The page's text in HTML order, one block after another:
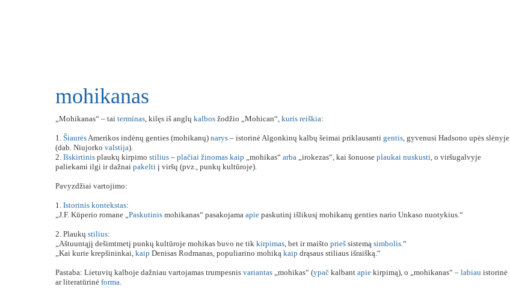
mohikanas
„Mohikanas“ – tai terminas, kilęs iš anglų kalbos žodžio „Mohican“, kuris reiškia:
1. ŠiaurėsAmerikos indėnų genties (mohikanų) narys – istorinė Algonkinų kalbų šeimai priklausanti gentis, gyvenusi Hadsono upės slėnyje
(dab. Niujorko valstija).
2. Išskirtinis plaukų kirpimo stilius – plačiai žinomas kaip „mohikas“ arba „irokezas“, kai šonuose plaukai nuskusti, o viršugalvyje
paliekami ilgi ir dažnai pakelti į viršų (pvz., punkų kultūroje).
Pavyzdžiai vartojimo:
1. Istorinis kontekstas:
„J.F. Kūperio romane „Paskutinis mohikanas“ pasakojama apie paskutinį išlikusį mohikanų genties nario Unkaso nuotykius.“
2. Plaukų stilius:
„Aštuuntąjį dešimtmetį punkų kultūroje mohikas buvo ne tik kirpimas, bet ir maišto prieš sistemą simbolis.“
„Kai kurie krepšininkai, kaip Denisas Rodmanas, populiarino mohiką kaip drąsaus stiliaus išraišką.“
Pastaba: Lietuvių kalboje dažniau vartojamas trumpesnis variantas „mohikas“ (ypač kalbant apie kirpimą), o „mohikanas“ – labiau istorinė
ar literatūrinė forma.